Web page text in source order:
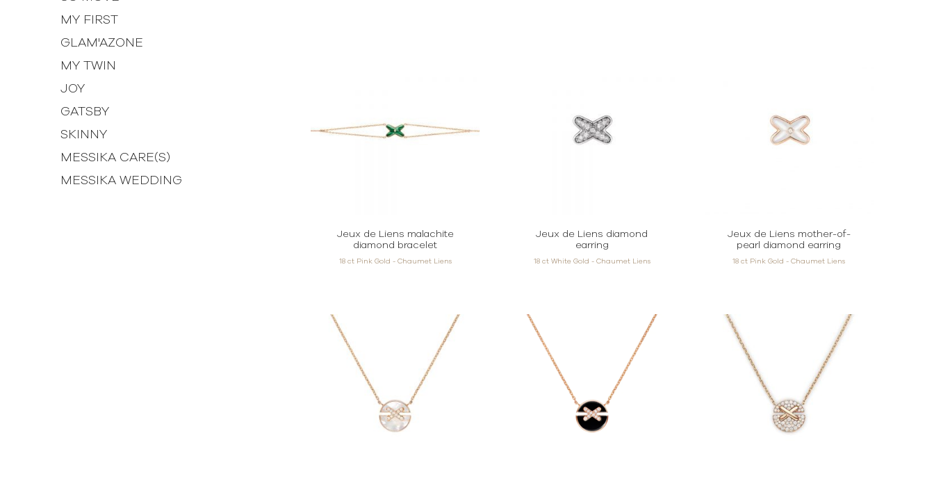
Jeux de Liens malachite
diamond bracelet
18 ct Pink Gold - Chaumet Liens
Jeux de Liens diamond
earring
18 ct White Gold - Chaumet Liens
Jeux de Liens mother-of-
pearl diamond earring
18 ct Pink Gold - Chaumet Liens
MY FIRST
GLAM'AZONE
MY TWIN
JOY
GATSBY
SKINNY
MESSIKA CARE(S)
MESSIKA WEDDING